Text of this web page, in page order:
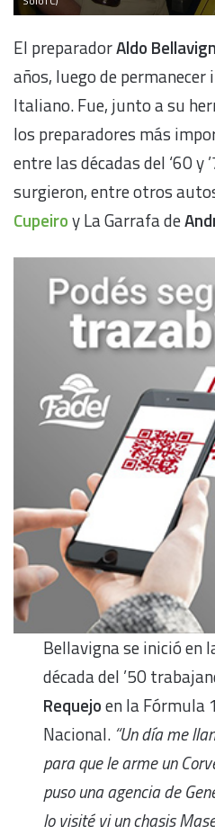
El preparadorAldo
años, luego de
Italiano. Fue, junto a su
los preparadores más
entre las décadas del ‘60 y
surgieron, entre otros
Cupeiroy La Garrafa de
Bellavigna se inició en
década del ’50
Requejoen la Fórmula
Nacional. “Un día me
para que le arme un
puso una agencia de
lo visité vi un chasis